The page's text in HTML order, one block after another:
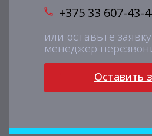
+375 33 607-43-
или оставьте
менеджер
Оставить